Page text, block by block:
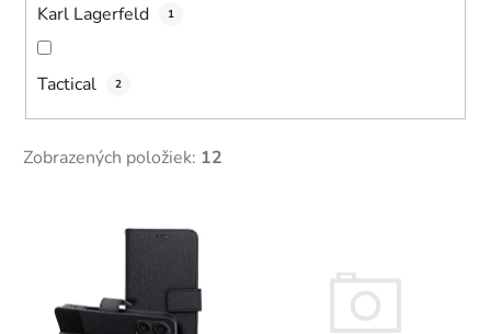
Karl Lagerfeld 1
Tactical 2
Zobrazených položiek: 12